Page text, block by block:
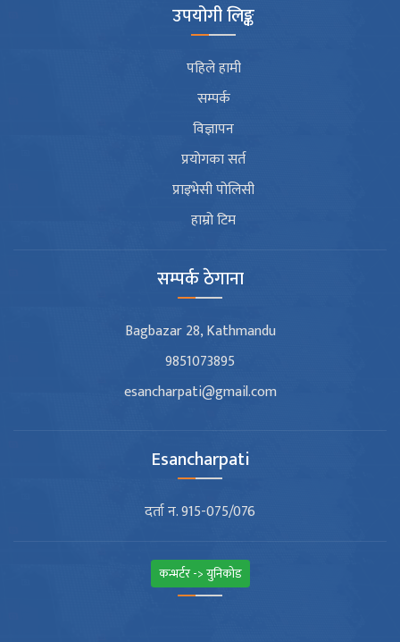
उपयोगी लिङ्क
पहिले हामी
सम्पर्क
विज्ञापन
प्रयोगका सर्त
प्राइभेसी पोलिसी
हाम्रो टिम
सम्पर्क ठेगाना
Bagbazar 28, Kathmandu
9851073895
esancharpati@gmail.com
Esancharpati
दर्ता न. 915-075/076
कन्भर्टर -> युनिकोड